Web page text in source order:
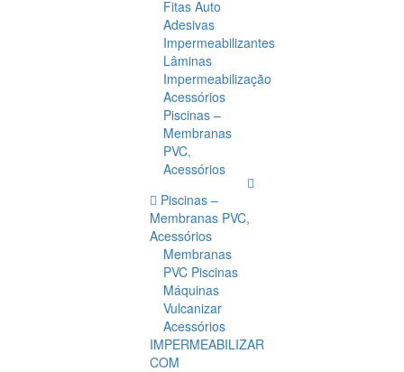
Fitas Auto
Adesivas
Impermeabilizantes
Lâminas
Impermeabilização
Acessórios
Piscinas –
Membranas
PVC,
Acessórios
Piscinas –
Membranas PVC,
Acessórios
Membranas
PVC Piscinas
Máquinas
Vulcanizar
Acessórios
IMPERMEABILIZAR
COM